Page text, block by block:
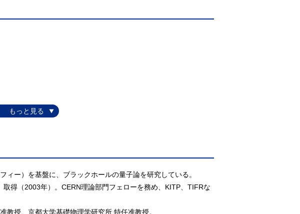
と共役点
ー）を基盤に、ブラックホールの量子論を研究している。
得（2003年）。CERN理論部門フェローを務め、KITP、TIFRな
教授、京都大学基礎物理学研究所 特任准教授。